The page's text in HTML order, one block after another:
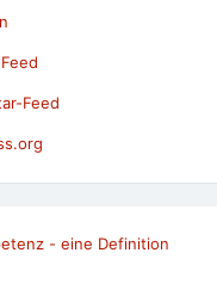
Feed
- eine Definition